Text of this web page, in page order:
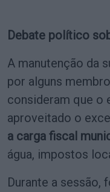
Debate político
A manutenção da
por alguns
consideram que o
aproveitado o
a carga fiscal
água, impostos
Durante a sessão,